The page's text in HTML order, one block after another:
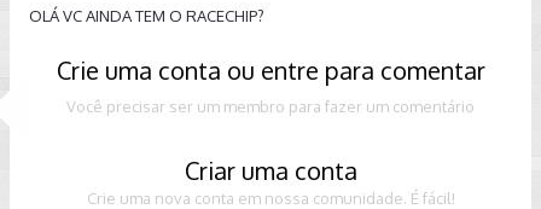
OLÁ VC AINDA TEM O RACECHIP?
Crie uma conta ou entre para comentar
Você precisar ser um membro para fazer um comentário
Criar uma conta
Crie uma nova conta em nossa comunidade. É fácil!